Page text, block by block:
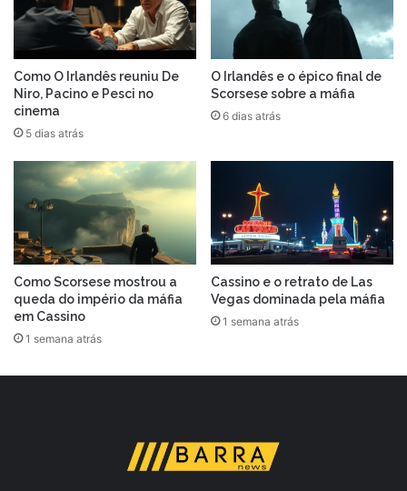
Como O Irlandês reuniu De
Niro, Pacino e Pesci no
cinema
5 dias atrás
O Irlandês e o épico final de
Scorsese sobre a máfia
6 dias atrás
Como Scorsese mostrou a
queda do império da máfia
em Cassino
1 semana atrás
Cassino e o retrato de Las
Vegas dominada pela máfia
1 semana atrás